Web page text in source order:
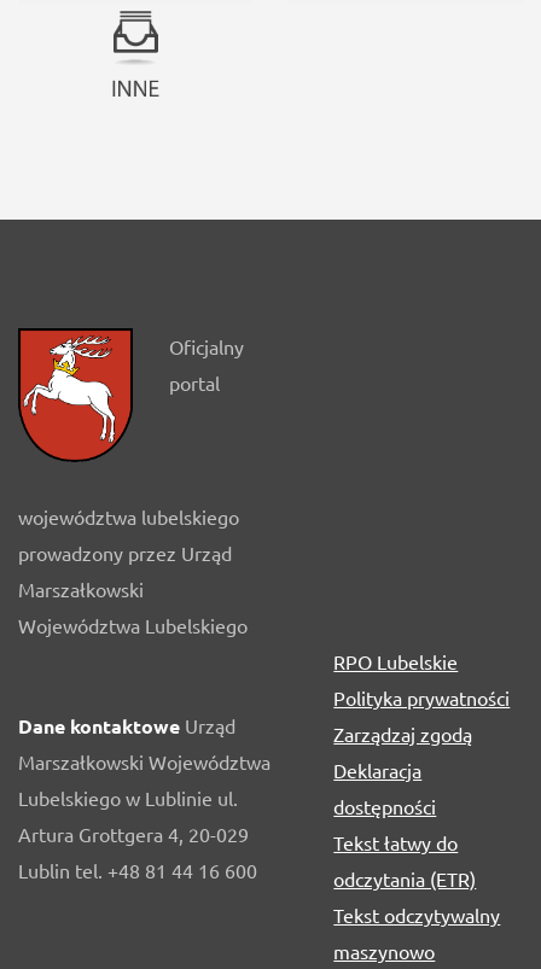
Oficjalny
portal
województwa lubelskiego
prowadzony przez Urząd
Marszałkowski
Województwa Lubelskiego
Dane kontaktowe Urząd
Marszałkowski Województwa
Lubelskiego w Lublinie ul.
Artura Grottgera 4, 20-029
Lublin tel. +48 81 44 16 600
RPO Lubelskie
Polityka prywatności
Zarządzaj zgodą
Deklaracja
dostępności
Tekst łatwy do
odczytania (ETR)
Tekst odczytywalny
maszynowo